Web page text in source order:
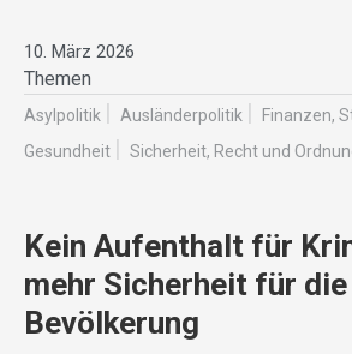
10. März 2026
Themen
Asylpolitik Ausländer­politik
Finanzen,
Gesundheit
Sicherheit, Recht und
Kein Aufenthalt für
mehr Sicherheit für
Bevölkerung